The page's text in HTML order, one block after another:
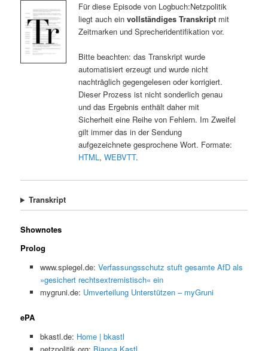
Für diese Episode von Logbuch:Netzpolitik
liegt auch ein vollständiges Transkriptmit
Zeitmarken und Sprecheridentifikation vor.
Bitte beachten: das Transkript wurde
automatisiert erzeugt und wurde nicht
nachträglich gegengelesen oder korrigiert.
Dieser Prozess ist nicht sonderlich genau
und das Ergebnis enthält daher mit
Sicherheit eine Reihe von Fehlern. Im Zweifel
gilt immer das in der Sendung
aufgezeichnete gesprochene Wort. Formate:
HTML, WEBVTT.
Transkript
Shownotes
Prolog
www.spiegel.de: Verfassungsschutz stuft gesamte AfD als
»gesichert rechtsextremistisch« ein
mygruni.de: Umverteilung Unterstützen – myGruni
ePA
bkastl.de: Home | bkastl
netzpolitik.org: Bianca Kastl